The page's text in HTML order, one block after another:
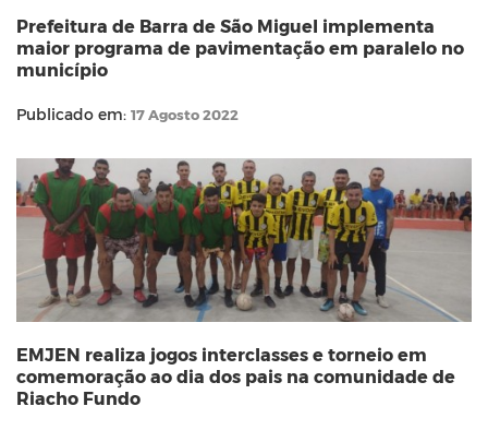
Prefeitura de Barra de São Miguel implementa
maior programa de pavimentação em paralelo no
município
Publicado em: 17 Agosto 2022
EMJEN realiza jogos interclasses e torneio em
comemoração ao dia dos pais na comunidade de
Riacho Fundo